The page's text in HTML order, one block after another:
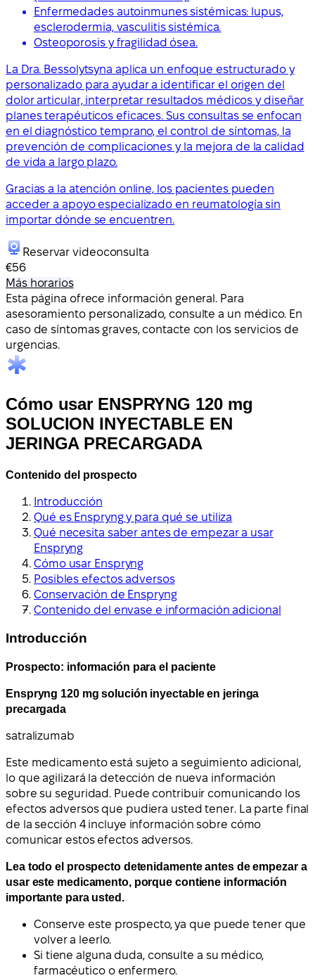
Enfermedades autoinmunes sistémicas: lupus,
esclerodermia, vasculitis sistémica.
Osteoporosis y fragilidad ósea.
La Dra. Bessolytsyna aplica un enfoque estructurado y
personalizado para ayudar a identificar el origen del
dolor articular, interpretar resultados médicos y diseñar
planes terapéuticos eficaces. Sus consultas se enfocan
en el diagnóstico temprano, el control de síntomas, la
prevención de complicaciones y la mejora de la calidad
de vida a largo plazo.
Gracias a la atención online, los pacientes pueden
acceder a apoyo especializado en reumatología sin
importar dónde se encuentren.
Reservar videoconsulta
€56
Más horarios
Esta página ofrece información general. Para
asesoramiento personalizado, consulte a un médico. En
caso de síntomas graves, contacte con los servicios de
urgencias.
Cómo usar ENSPRYNG 120 mg
SOLUCION INYECTABLE EN
JERINGA PRECARGADA
Contenido del prospecto
Introducción
Qué es Enspryng y para qué se utiliza
Qué necesita saber antes de empezar a usar
Enspryng
Cómo usar Enspryng
Posibles efectos adversos
Conservación de Enspryng
Contenido del envase e información adicional
Introducción
Prospecto: información para el paciente
Enspryng 120 mg solución inyectable en jeringa
precargada
satralizumab
Este medicamento está sujeto a seguimiento adicional,
lo que agilizará la detección de nueva información
sobre su seguridad. Puede contribuir comunicando los
efectos adversos que pudiera usted tener. La parte final
de la sección 4 incluye información sobre cómo
comunicar estos efectos adversos.
Lea todo el prospecto detenidamente antes de empezar a
usar este medicamento, porque contiene información
importante para usted.
Conserve este prospecto, ya que puede tener que
volver a leerlo.
Si tiene alguna duda, consulte a su médico,
farmacéutico o enfermero.